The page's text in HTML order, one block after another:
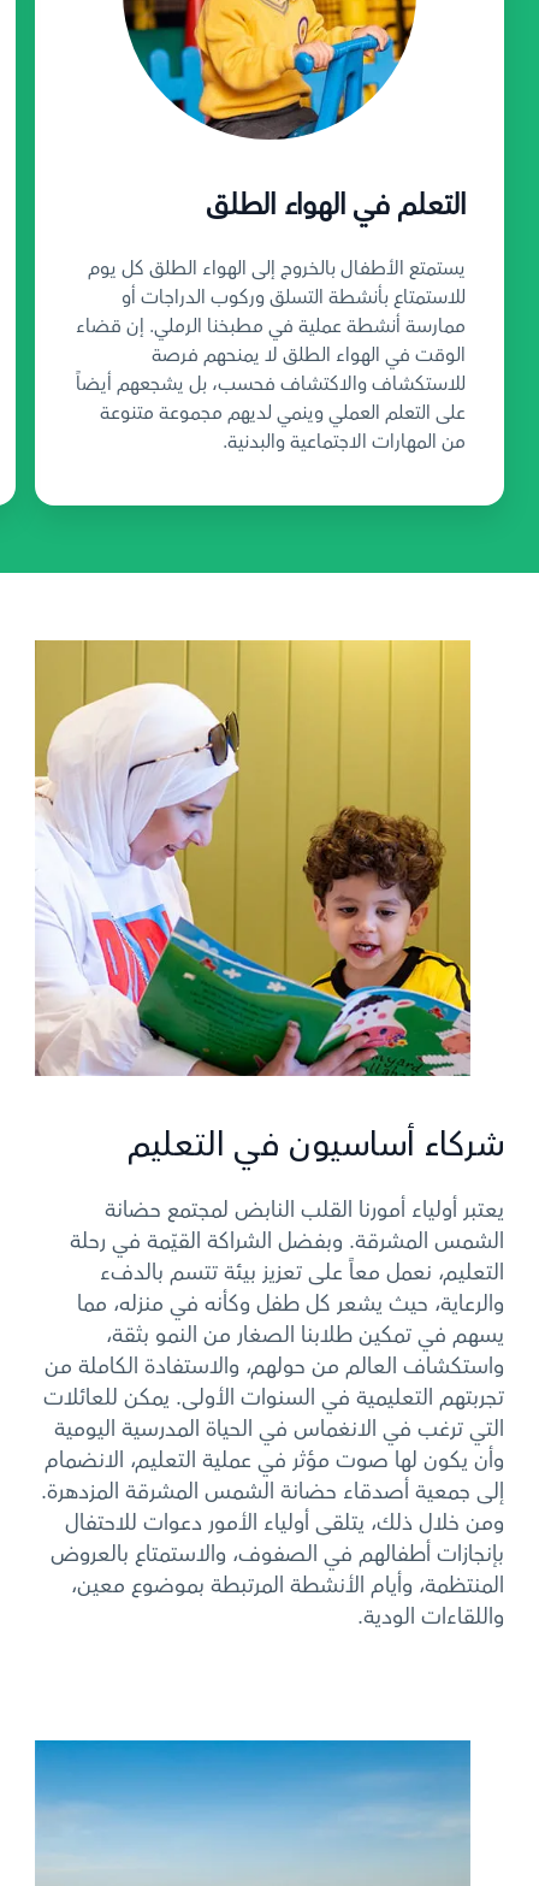
التعلم في الهواء الطلق
يستمتع الأطفال بالخروج إلى الهواء الطلق كل يوم
للاستمتاع بأنشطة التسلق وركوب الدراجات أو
ممارسة أنشطة عملية في مطبخنا الرملي. إن قضاء
الوقت في الهواء الطلق لا يمنحهم فرصة
للاستكشاف والاكتشاف فحسب، بل يشجعهم أيضاً
على التعلم العملي وينمي لديهم مجموعة متنوعة
من المهارات الاجتماعية والبدنية.
شركاء أساسيون في التعليم
يعتبر أولياء أمورنا القلب النابض لمجتمع حضانة
الشمس المشرقة. وبفضل الشراكة القيّمة في رحلة
التعليم، نعمل معاً على تعزيز بيئة تتسم بالدفء
والرعاية، حيث يشعر كل طفل وكأنه في منزله، مما
يسهم في تمكين طلابنا الصغار من النمو بثقة،
واستكشاف العالم من حولهم، والاستفادة الكاملة من
تجربتهم التعليمية في السنوات الأولى. يمكن للعائلات
التي ترغب في الانغماس في الحياة المدرسية اليومية
وأن يكون لها صوت مؤثر في عملية التعليم، الانضمام
إلى جمعية أصدقاء حضانة الشمس المشرقة المزدهرة.
ومن خلال ذلك، يتلقى أولياء الأمور دعوات للاحتفال
بإنجازات أطفالهم في الصفوف، والاستمتاع بالعروض
المنتظمة، وأيام الأنشطة المرتبطة بموضوع معين،
واللقاءات الودية.